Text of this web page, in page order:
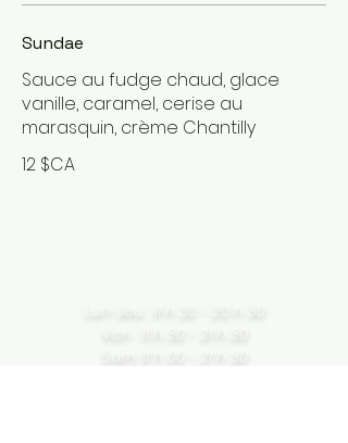
Sundae
Sauce au fudge chaud, glace
vanille, caramel, cerise au
marasquin, crème Chantilly
12 $CA
Lun-Jeu : 11 h 30 - 20 h 30
Ven : 11 h 30 - 21 h 30
Sam: 11 h 00 - 21 h 30